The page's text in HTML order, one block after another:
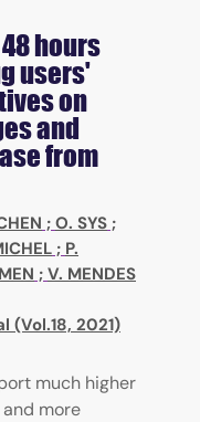
hours
users'
on
and
from
; O. SYS ;
; P.
; V. MENDES
(Vol.18, 2021)
much higher
more